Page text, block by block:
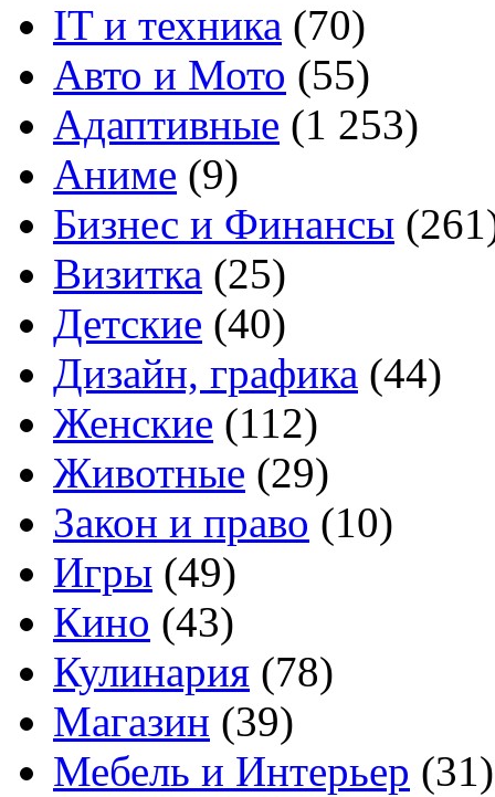
IT и техника (70)
Авто и Мото (55)
Адаптивные (1 253)
Аниме (9)
Бизнес и Финансы
Визитка (25)
Детские (40)
Дизайн, графика (44)
Женские (112)
Животные (29)
Закон и право (10)
Игры (49)
Кино (43)
Кулинария (78)
Магазин (39)
Мебель и Интерьер (31)